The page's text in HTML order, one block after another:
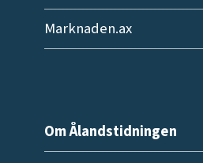
Marknaden.ax
Om Ålandstidningen